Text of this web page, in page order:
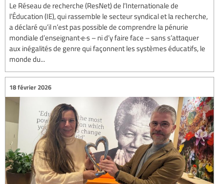
Le Réseau de recherche (ResNet) de l’Internationale de
l’Éducation (IE), qui rassemble le secteur syndical et la recherche,
a déclaré qu’il n’est pas possible de comprendre la pénurie
mondiale d’enseignant·e·s – ni d’y faire face – sans s’attaquer
aux inégalités de genre qui façonnent les systèmes éducatifs, le
monde du...
18 février 2026